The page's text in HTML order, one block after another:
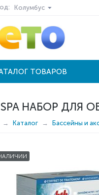
Колумбус
ТОВАРОВ
SPA НАБОР ДЛЯ
Каталог Бассейны и